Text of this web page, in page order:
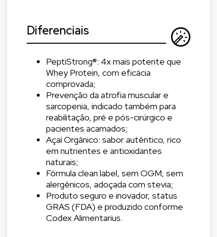
Diferenciais
PeptiStrong®️: 4x mais potente que
Whey Protein, com eficácia
comprovada;
Prevenção da atrofia muscular e
sarcopenia, indicado também para
reabilitação, pré e pós-cirúrgico e
pacientes acamados;
Açaí Orgânico: sabor autêntico, rico
em nutrientes e antioxidantes
naturais;
Fórmula clean label, sem OGM, sem
alergênicos, adoçada com stevia;
Produto seguro e inovador, status
GRAS (FDA) e produzido conforme
Codex Alimentarius.